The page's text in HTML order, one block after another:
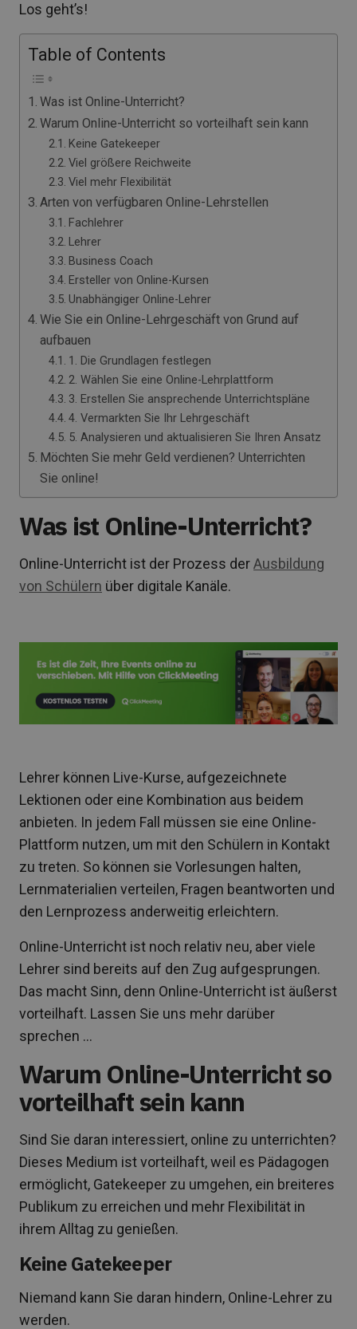
Los geht’s!
Table of Contents
Was ist Online-Unterricht?
Warum Online-Unterricht so vorteilhaft sein kann
Keine Gatekeeper
Viel größere Reichweite
Viel mehr Flexibilität
Arten von verfügbaren Online-Lehrstellen
Fachlehrer
Lehrer
Business Coach
Ersteller von Online-Kursen
Unabhängiger Online-Lehrer
Wie Sie ein Online-Lehrgeschäft von Grund auf
aufbauen
1. Die Grundlagen festlegen
2. Wählen Sie eine Online-Lehrplattform
3. Erstellen Sie ansprechende Unterrichtspläne
4. Vermarkten Sie Ihr Lehrgeschäft
5. Analysieren und aktualisieren Sie Ihren Ansatz
Möchten Sie mehr Geld verdienen? Unterrichten
Sie online!
Was ist Online-Unterricht?
Online-Unterricht ist der Prozess derAusbildung
von Schülern über digitale Kanäle.
Lehrer können Live-Kurse, aufgezeichnete
Lektionen oder eine Kombination aus beidem
anbieten. In jedem Fall müssen sie eine Online-
Plattform nutzen, um mit den Schülern in Kontakt
zu treten. So können sie Vorlesungen halten,
Lernmaterialien verteilen, Fragen beantworten und
den Lernprozess anderweitig erleichtern.
Online-Unterricht ist noch relativ neu, aber viele
Lehrer sind bereits auf den Zug aufgesprungen.
Das macht Sinn, denn Online-Unterricht ist äußerst
vorteilhaft. Lassen Sie uns mehr darüber
sprechen …
Warum Online-Unterricht so
vorteilhaft sein kann
Sind Sie daran interessiert, online zu unterrichten?
Dieses Medium ist vorteilhaft, weil es Pädagogen
ermöglicht, Gatekeeper zu umgehen, ein breiteres
Publikum zu erreichen und mehr Flexibilität in
ihrem Alltag zu genießen.
Keine Gatekeeper
Niemand kann Sie daran hindern, Online-Lehrer zu
werden.